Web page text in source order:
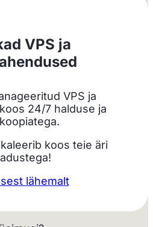
VPS ja
VPS ja
24/7 halduse ja
koos teie äri
lähemalt